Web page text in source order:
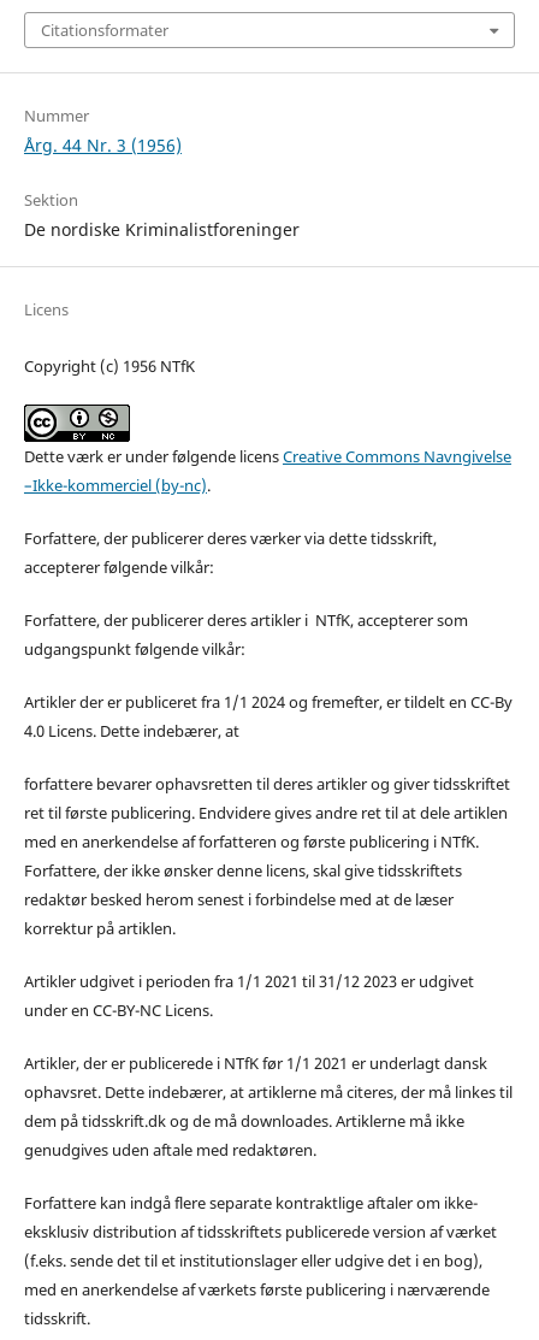
Citationsformater
Nummer
Årg. 44 Nr. 3 (1956)
Sektion
De nordiske Kriminalistforeninger
Licens
Copyright (c) 1956 NTfK
Dette værk er under følgende licensCreative Commons Navngivelse
–Ikke-kommerciel (by-nc).
Forfattere, der publicerer deres værker via dette tidsskrift,
accepterer følgende vilkår:
Forfattere, der publicerer deres artikler i NTfK, accepterer som
udgangspunkt følgende vilkår:
Artikler der er publiceret fra 1/1 2024 og fremefter, er tildelt en CC-By
4.0 Licens. Dette indebærer, at
forfattere bevarer ophavsretten til deres artikler og giver tidsskriftet
ret til første publicering. Endvidere gives andre ret til at dele artiklen
med en anerkendelse af forfatteren og første publicering i NTfK.
Forfattere, der ikke ønsker denne licens, skal give tidsskriftets
redaktør besked herom senest i forbindelse med at de læser
korrektur på artiklen.
Artikler udgivet i perioden fra 1/1 2021 til 31/12 2023 er udgivet
under en CC-BY-NC Licens.
Artikler, der er publicerede i NTfK før 1/1 2021 er underlagt dansk
ophavsret. Dette indebærer, at artiklerne må citeres, der må linkes til
dem på tidsskrift.dk og de må downloades. Artiklerne må ikke
genudgives uden aftale med redaktøren.
Forfattere kan indgå flere separate kontraktlige aftaler om ikke-
eksklusiv distribution af tidsskriftets publicerede version af værket
(f.eks. sende det til et institutionslager eller udgive det i en bog),
med en anerkendelse af værkets første publicering i nærværende
tidsskrift.